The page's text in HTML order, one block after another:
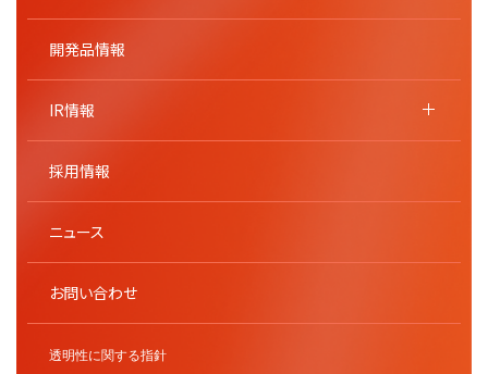
開発品情報
IR情報
採用情報
ニュース
お問い合わせ
透明性に関する指針